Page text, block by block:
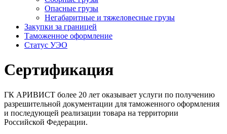
Опасные грузы
Негабаритные и тяжело­весные грузы
Закупки за границей
Таможенное оформление
Статус УЭО
Сертификация
ГК АРИВИСТ более 20 лет оказывает услуги по получению
разрешительной документации для таможенного оформления
и последующей реализации товара на территории
Российской Федерации.